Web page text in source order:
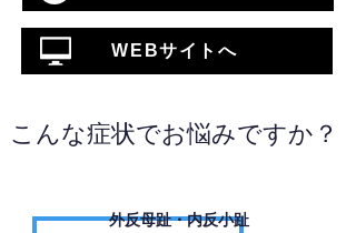
WEBサイトへ
こんな症状でお悩みですか？
外反母趾・内反小趾